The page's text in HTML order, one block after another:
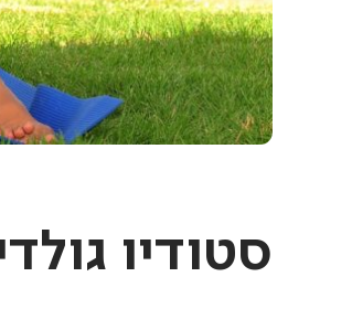
סטודיו